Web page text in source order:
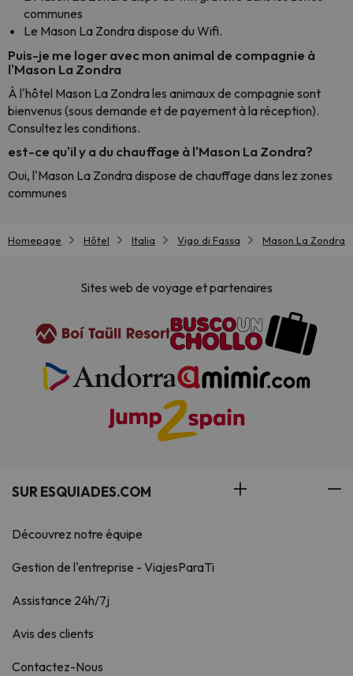
communes
Le Mason La Zondra dispose du Wifi.
Puis-je me loger avec mon animal de compagnie à
l'Mason La Zondra
À l'hôtel Mason La Zondra les animaux de compagnie sont
bienvenus (sous demande et de payement à la réception).
Consultez les conditions.
est-ce qu'il y a du chauffage à l'Mason La Zondra?
Oui, l'Mason La Zondra dispose de chauffage dans lez zones
communes
Homepage Hôtel Italia Vigo di Fassa Mason La Zondra
Sites web de voyage et partenaires
SUR ESQUIADES.COM
Découvrez notre équipe
Gestion de l'entreprise - ViajesParaTi
Assistance 24h/7j
Avis des clients
Contactez-Nous